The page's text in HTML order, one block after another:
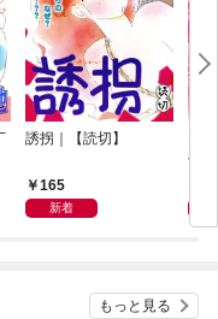
誘拐｜【読切】
165
新着
切】
もっと見る